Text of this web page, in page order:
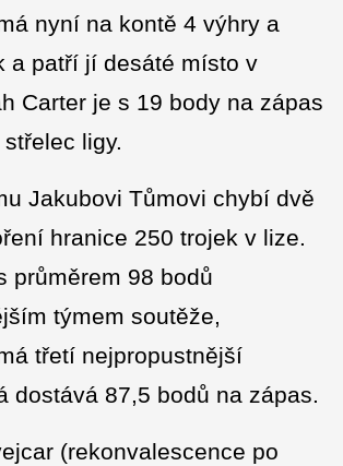
nyní na kontě 4 výhry a
a patří jí desáté místo v
Carter je s 19 body na zápas
ligy.
Jakubovi Tůmovi chybí dvě
hranice 250 trojek v lize.
průměrem 98 bodů
týmem soutěže,
třetí nejpropustnější
dostává 87,5 bodů na zápas.
(rekonvalescence po